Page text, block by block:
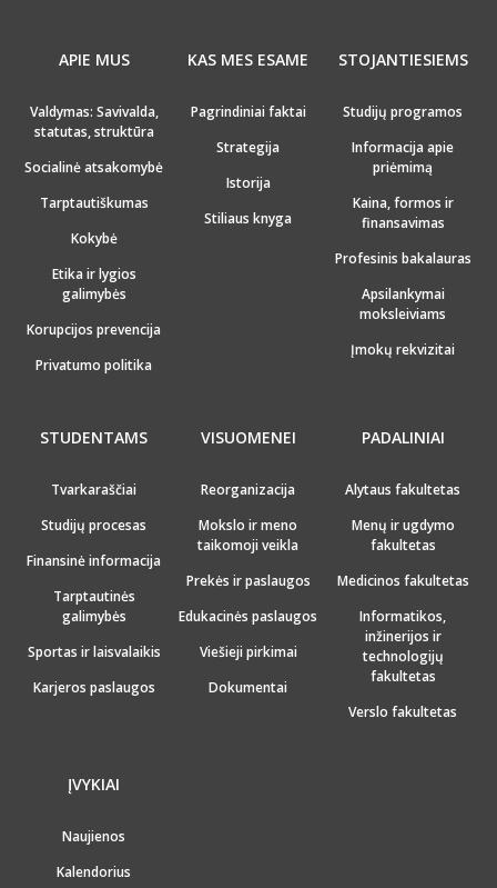
APIE MUS
Valdymas: Savivalda,
statutas, struktūra
Socialinė atsakomybė
Tarptautiškumas
Kokybė
Etika ir lygios
galimybės
Korupcijos prevencija
Privatumo politika
KAS MES ESAME
Pagrindiniai faktai
Strategija
Istorija
Stiliaus knyga
STOJANTIESIEMS
Studijų programos
Informacija apie
priėmimą
Kaina, formos ir
finansavimas
Profesinis bakalauras
Apsilankymai
moksleiviams
Įmokų rekvizitai
STUDENTAMS
Tvarkaraščiai
Studijų procesas
Finansinė informacija
Tarptautinės
galimybės
Sportas ir laisvalaikis
Karjeros paslaugos
VISUOMENEI
Reorganizacija
Mokslo ir meno
taikomoji veikla
Prekės ir paslaugos
Edukacinės paslaugos
Viešieji pirkimai
Dokumentai
PADALINIAI
Alytaus fakultetas
Menų ir ugdymo
fakultetas
Medicinos fakultetas
Informatikos,
inžinerijos ir
technologijų
fakultetas
Verslo fakultetas
ĮVYKIAI
Naujienos
Kalendorius